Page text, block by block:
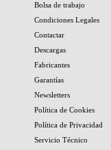
Bolsa de trabajo
Condiciones Legales
Contactar
Descargas
Fabricantes
Garantías
Newsletters
Política de Cookies
Política de Privacidad
Servicio Técnico